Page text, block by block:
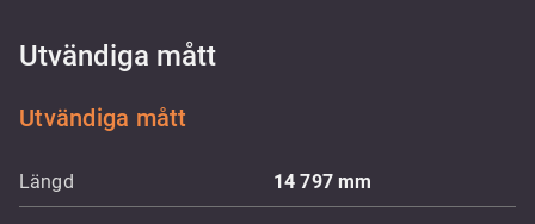
Utvändiga mått
Utvändiga mått
Längd 14 797mm